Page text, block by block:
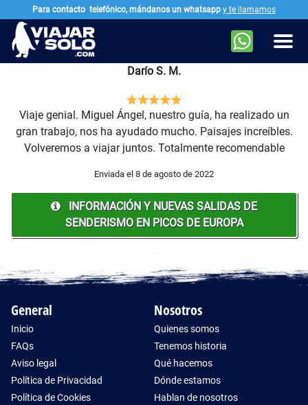
Ir al contenido principal
Darío S. M.
Viaje genial. Miguel Ángel, nuestro guía, ha realizado un
gran trabajo, nos ha ayudado mucho. Paisajes increíbles.
Volveremos a viajar juntos. Totalmente recomendable
Enviada el 8 de agosto de 2022
INFORMACIÓN Y NUEVAS SALIDAS DE
SENDERISMO EN PICOS DE EUROPA
General
Inicio
FAQs
Aviso legal
Política de Privacidad
Política de Cookies
Nosotros
Quienes somos
Tenemos historia
Qué hacemos
Dónde estamos
Hablan de nosotros
Para contacto telefónico, mándanos un whatsapp y te llamamos